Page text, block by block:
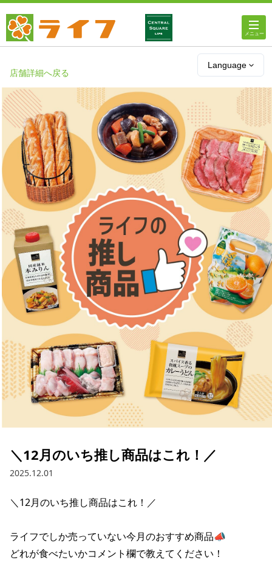
Language
店舗・チラシ情報
ライフのオンラインストア
ライフ ネットスーパー
企業情報
IR情報
採用情報
お問い合わせ
Contact us in English
店舗詳細へ戻る
＼12月のいち推し商品はこれ！／
2025.12.01
＼12月のいち推し商品はこれ！／
ライフでしか売っていない今月のおすすめ商品📣
どれが食べたいかコメント欄で教えてください！